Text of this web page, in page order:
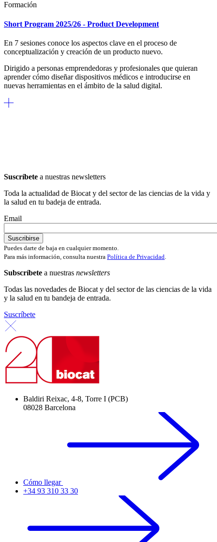
Formación
Short Program 2025/26 - Product Development
En 7 sesiones conoce los aspectos clave en el proceso de
conceptualización y creación de un producto nuevo.
Dirigido a personas emprendedoras y profesionales que quieran
aprender cómo diseñar dispositivos médicos e introducirse en
nuevas herramientas en el ámbito de la salud digital.
Suscríbete a nuestras newsletters
Toda la actualidad de Biocat y del sector de las ciencias de la vida y
la salud en tu badeja de entrada.
Email
Puedes darte de baja en cualquier momento.
Para más información, consulta nuestra Política de Privacidad
Subscríbete a nuestras newsletters
Todas las novedades de Biocat y del sector de las ciencias de la vida
y la salud en tu bandeja de entrada.
Suscríbete
Baldiri Reixac, 4-8, Torre I (PCB)
08028 Barcelona
Cómo llegar
+34 93 310 33 30